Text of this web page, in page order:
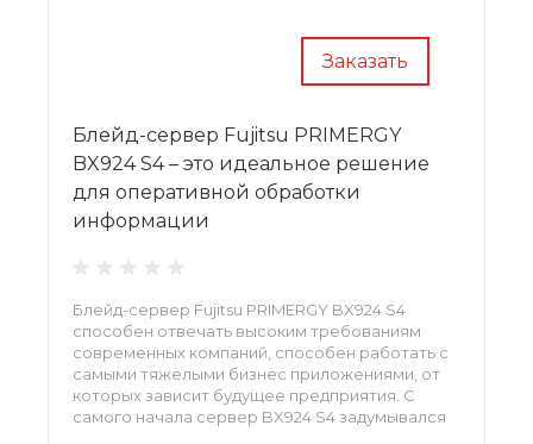
Заказать
Блейд-сервер Fujitsu PRIMERGY
BX924 S4 – это идеальное решение
для оперативной обработки
информации
Блейд-сервер Fujitsu PRIMERGY BX924 S4
способен отвечать высоким требованиям
современных компаний, способен работать с
самыми тяжелыми бизнес приложениями, от
которых зависит будущее предприятия. С
самого начала сервер BX924 S4 задумывался